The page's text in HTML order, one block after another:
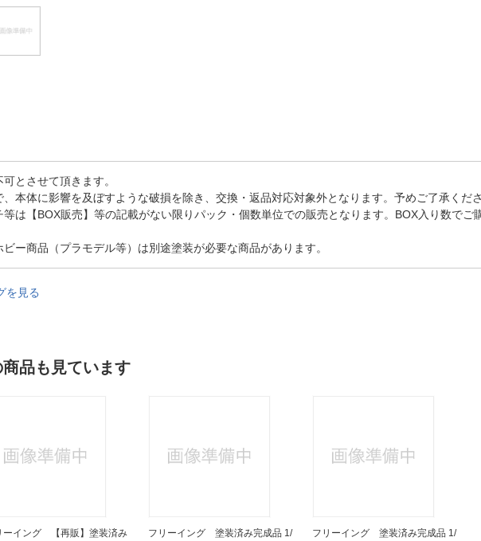
とさせて頂きます。
本体に影響を及ぼすような破損を除き、交換・返品対応対象外となります。予めご了承くださ
は【BOX販売】等の記載がない限りパック・個数単位での販売となります。BOX入り数で
ー商品（プラモデル等）は別途塗装が必要な商品があります。
を見る
品も見ています
ーイング 【再販】塗装済み
フリーイング 塗装済み完成品 1/
フリーイング 塗装済み完成品 1/